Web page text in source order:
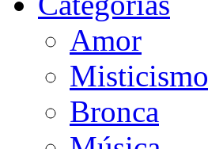
Amor
Misticismo
Bronca